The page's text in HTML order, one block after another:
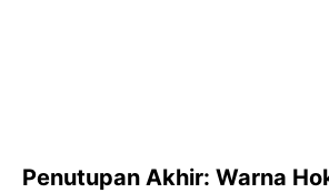
Penutupan Akhir: Warna